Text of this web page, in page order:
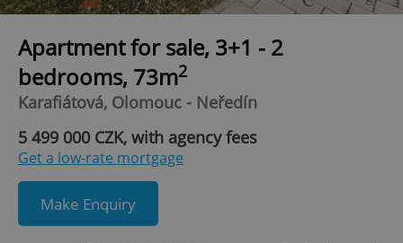
Apartment for sale, 3+1 - 2
bedrooms, 73m2
Karafiátová, Olomouc - Neředín
5 499 000 CZK, with agency fees
Get a low-rate mortgage
Make Enquiry